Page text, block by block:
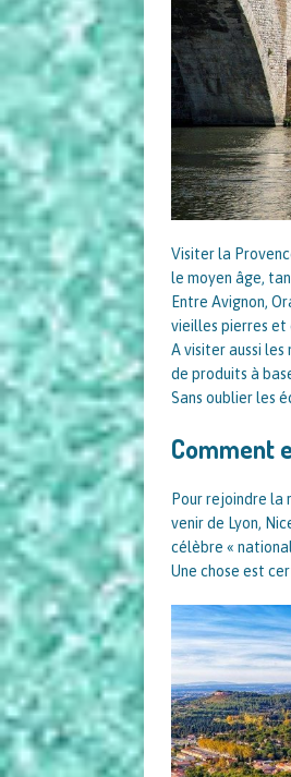
Visiter la
le moyen âge,
Entre Avignon,
vieilles pierres et
A visiter aussi les
de produits à
Sans oublier les
Comment
Pour rejoindre la
venir de Lyon,
célèbre «
Une chose est